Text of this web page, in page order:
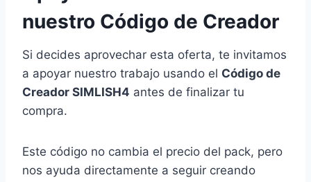
nuestro Código de Creador
Si decides aprovechar esta oferta, te invitamos
a apoyar nuestro trabajo usando el Código de
Creador SIMLISH4 antes de finalizar tu
compra.
Este código no cambia el precio del pack, pero
nos ayuda directamente a seguir creando